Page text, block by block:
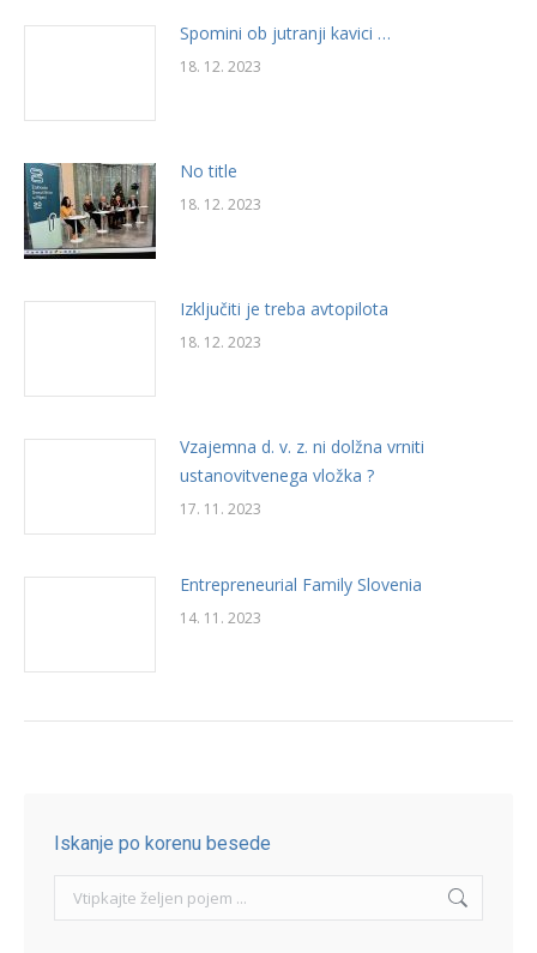
Spomini ob jutranji kavici …
18. 12. 2023
No title
18. 12. 2023
Izključiti je treba avtopilota
18. 12. 2023
Vzajemna d. v. z. ni dolžna vrniti
ustanovitvenega vložka ?
17. 11. 2023
Entrepreneurial Family Slovenia
14. 11. 2023
Iskanje po korenu besede
Search: